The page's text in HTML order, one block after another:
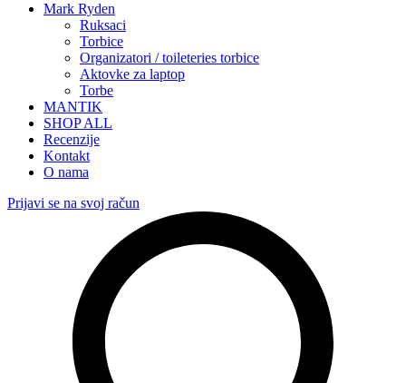
Mark Ryden
Ruksaci
Torbice
Organizatori / toileteries torbice
Aktovke za laptop
Torbe
MANTIK
SHOP ALL
Recenzije
Kontakt
O nama
Prijavi se na svoj račun